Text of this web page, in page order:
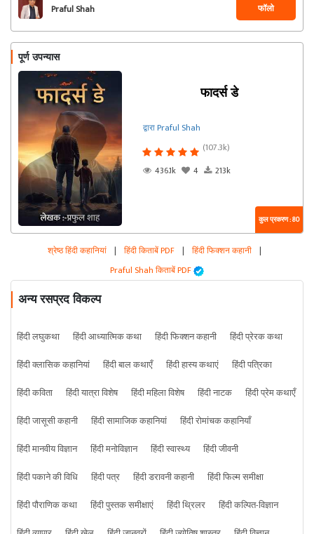
Praful Shah फॉलो
पूर्ण उपन्यास
फादर्स डे
द्वारा Praful Shah
(107.3k)
436.1k
4 213k
कुल प्रकरण : 80
श्रेष्ठ हिंदी कहानियां | हिंदी किताबें PDF | हिंदी फिक्शन कहानी |
Praful Shah किताबें PDF
अन्य रसप्रद विकल्प
हिंदी लघुकथा हिंदी आध्यात्मिक कथा हिंदी फिक्शन कहानी
हिंदी प्रेरक कथा
हिंदी क्लासिक कहानियां
हिंदी बाल कथाएँ हिंदी हास्य कथाएं
हिंदी पत्रिका
हिंदी कविता
हिंदी यात्रा विशेष हिंदी महिला विशेष हिंदी नाटक
हिंदी प्रेम कथाएँ
हिंदी जासूसी कहानी
हिंदी सामाजिक कहानियां
हिंदी रोमांचक कहानियाँ
हिंदी मानवीय विज्ञान
हिंदी मनोविज्ञान हिंदी स्वास्थ्य
हिंदी जीवनी
हिंदी पकाने की विधि
हिंदी पत्र हिंदी डरावनी कहानी
हिंदी फिल्म समीक्षा
हिंदी पौराणिक कथा
हिंदी पुस्तक समीक्षाएं हिंदी थ्रिलर
हिंदी कल्पित-विज्ञान